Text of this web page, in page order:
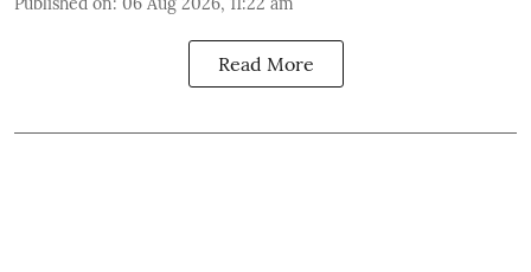
Read More